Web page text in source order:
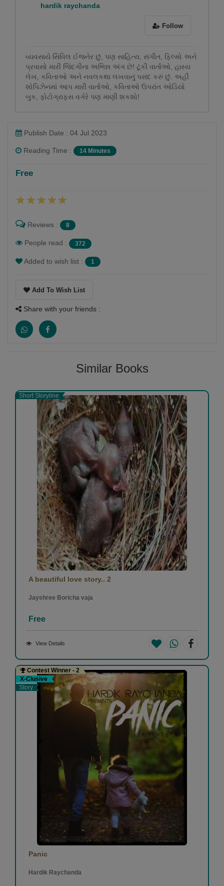
Mital Raychura- (23 November 2023)
1 0
Meena Soni -(09 August 2023)
છાયા ચૌહાણ- (19 July 2023)
વાહ... ખુબ સરસ રીતે વીરગાથા આલેખી છે.વીર દાદા
રાજેન્દ્ર સોલંકી-(12 July 2023)
વાહ હિન્દુસ્તાની યોદ્ધાઓને ઘણી ખમ્મા, જબરદસ્ત લેખીની.👍
Umesh Donga-(05 July 2023)
very very nice
(05 July 2023)
વાહ. શું આપણા વીર યોદ્ધાઓ અને શું આપણો ઇતિહાસ... પણ
અફસોસ, ઈતિહાસના આવા કેટલાય પાનાંઓથી આજની પેઢી
અજાણ છે.
- (05 July 2023)
1
hardik raychanda
Follow
વ્યવસાયે સિવિલ ઈજનેર છું, પણ સાહિત્ય, સંગીત, ફિલ્મો અને
પ્રવાસો મારી જિંદગીના અભિન્ન અંગ છે! ટૂંકી વાર્તાઓ, હાસ્ય
લેખ, કવિતાઓ અને નવલકથા લખવાનું પસંદ કરું છું. અહીં
શોપિઝેનમાં આપ મારી વાર્તાઓ, કવિતાઓ ઉપરાંત ઓડિયો
બુક, ફોટોગ્રાફ્સ વગેરે પણ માણી શકશો!
Publish Date : 04 Jul 2023
Reading Time : 14 Minutes
Free
Reviews : 8
People read : 372
Added to wish list : 1
Add To Wish List
Share with your friends :
Similar Books
Short Storyline
A beautiful love story.. 2
Jayshree Boricha vaja
Free
View Details
Contest Winner - 2
X-Clusive
Story
Panic
Hardik Raychanda